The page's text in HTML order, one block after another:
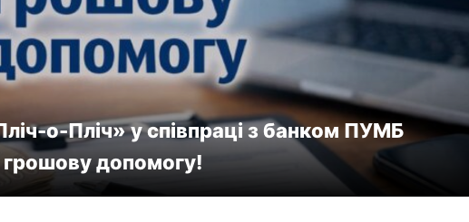
о-Пліч» у співпраці з банком ПУМБ
грошову допомогу!